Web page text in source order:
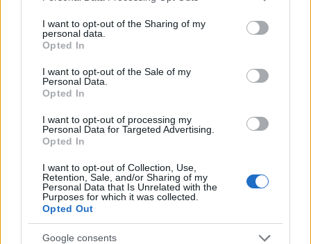
not limited to your visit or usage behaviour. You may click to
grant or deny consent to Google and its third-party tags to
use your data for below specified purposes in below Google
consent section.
I want to opt-out of the Sharing of my
personal data.
Opted In
I want to opt-out of the Sale of my
Personal Data.
Opted In
I want to opt-out of processing my
Personal Data for Targeted Advertising.
Opted In
I want to opt-out of Collection, Use,
Retention, Sale, and/or Sharing of my
Personal Data that Is Unrelated with the
Purposes for which it was collected.
Opted Out
Google consents
Három meghatározó épületét is fejlesztette
Salgótarján
Vasárnap Nógrádot is eléri a legmagasabb
figyelmeztetés